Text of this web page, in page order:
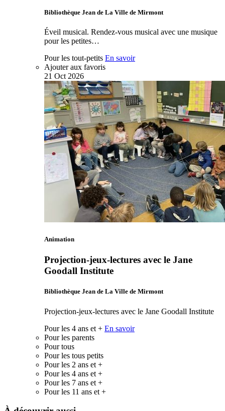
Bibliothèque Jean de La Ville de Mirmont
Éveil musical. Rendez-vous musical avec une musique
pour les petites…
Pour les tout-petits En savoir
Ajouter aux favoris
21 Oct 2026
Animation
Projection-jeux-lectures avec le Jane
Goodall Institute
Bibliothèque Jean de La Ville de Mirmont
Projection-jeux-lectures avec le Jane Goodall Institute
Pour les 4 ans et + En savoir
Pour les parents
Pour tous
Pour les tous petits
Pour les 2 ans et +
Pour les 4 ans et +
Pour les 7 ans et +
Pour les 11 ans et +